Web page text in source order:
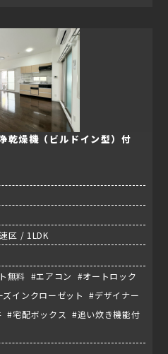
乾燥機（ビルドイン型）付
区 / 1LDK
無料 #エアコン #オートロック
インクローゼット #デザイナー
#宅配ボックス #追い炊き機能付